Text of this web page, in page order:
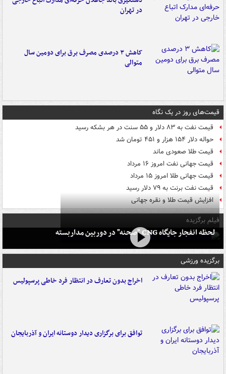
در تهران
کاهش ۳ درصدی مصرف برق برای دومین سال
متوالی
قیمت‌های روز در یک نگاه
قیمت نفت به ۸۳ دلار و ۵۵ سنت در هر بشکه رسید
حواله دلار ۱۵۴ هزار و ۴۵۱ تومان شد
قیمت طلا صعودی ماند
قیمت جهانی نفت امروز ۱۶ مرداد
قیمت جهانی طلا امروز ۱۵ مرداد
قیمت نفت برنت به ۷۹ دلار رسید
افزایش قیمت طلا و نقره جهانی
فیلم برگزیده
لحظه انفجار جایگاه CNG "صحنه" در دوربین مداربسته
برگزیده ورزشی
اخراج بدون تعارف در انتظار فرد خاطی پرسپولیس
توافق برای برگزاری دیدار دوستانه ایران و آذربایجان